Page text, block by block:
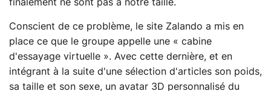
finalement ne sont pas à notre taille.
Conscient de ce problème, le site Zalando a mis en
place ce que le groupe appelle une « cabine
d'essayage virtuelle ». Avec cette dernière, et en
intégrant à la suite d'une sélection d'articles son poids,
sa taille et son sexe, un avatar 3D personnalisé du